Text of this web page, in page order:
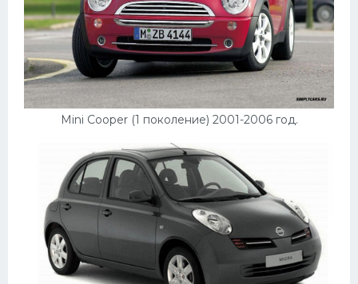
Mini Cooper (1 поколение) 2001-2006 год.